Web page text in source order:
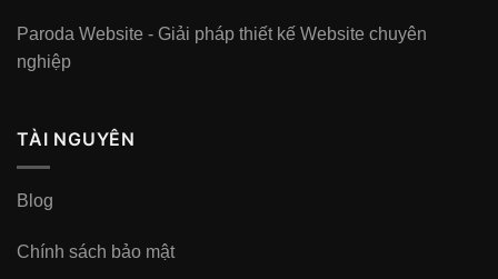
Paroda Website - Giải pháp thiết kế Website chuyên
nghiệp
TÀI NGUYÊN
Blog
Chính sách bảo mật